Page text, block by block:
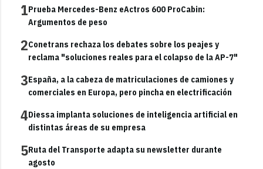
1Prueba Mercedes-Benz eActros 600 ProCabin:
Argumentos de peso
2Conetrans rechaza los debates sobre los peajes y
reclama "soluciones reales para el colapso de la AP-7"
3España, a la cabeza de matriculaciones de camiones y
comerciales en Europa, pero pincha en electrificación
4Diessa implanta soluciones de inteligencia artificial en
distintas áreas de su empresa
5Ruta del Transporte adapta su newsletter durante
agosto